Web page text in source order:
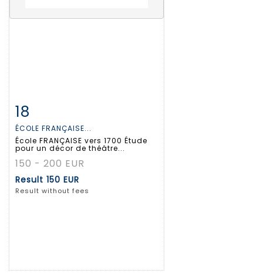
Item detail
18
ÉCOLE FRANÇAISE...
École FRANÇAISE vers 1700 Étude
pour un décor de théâtre...
150 - 200 EUR
Result 150 EUR
Result without fees